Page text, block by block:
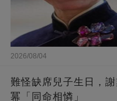
2026/08/04
難怪缺席兒子生日，
冪「同命相憐」